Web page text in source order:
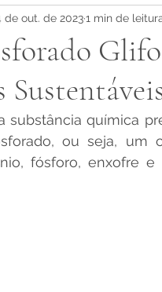
de out. de 20231 min de
substância química
ou seja, um
fósforo, enxofre